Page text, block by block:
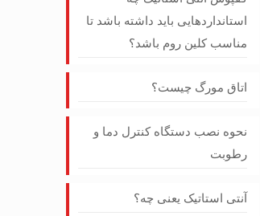
استانداردهایی باید داشته باشد تا
مناسب کلین روم باشد؟
اتاق مورگ چیست؟
نحوه نصب دستگاه کنترل دما و
رطوبت
آنتی استاتیک یعنی چه؟